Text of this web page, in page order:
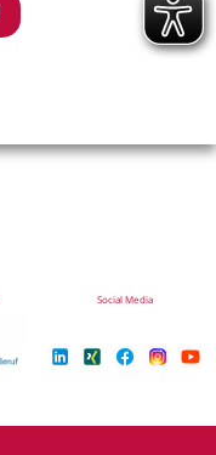
Social Media